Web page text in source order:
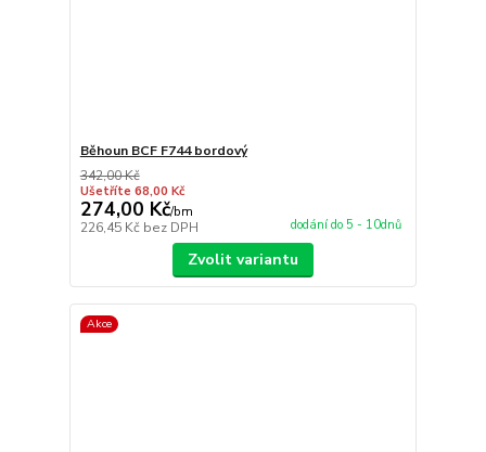
Běhoun BCF F744 bordový
342,00 Kč
Ušetříte 68,00 Kč
274,00 Kč/bm
226,45 Kč bez DPH dodání do 5 - 10dnů
Zvolit variantu
Akce